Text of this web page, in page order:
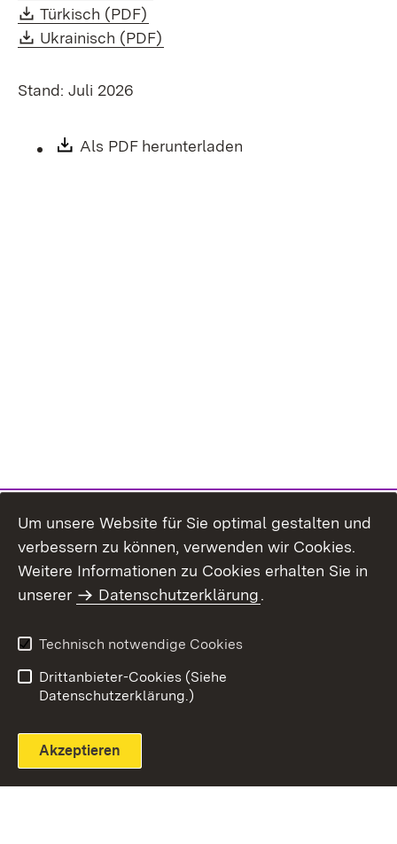
Download:
Türkisch (PDF)
Download:
Ukrainisch (PDF)
Stand: Juli 2026
Download:
Als PDF herunterladen
Themenübersicht
Um unsere Website für Sie optimal gestalten und
verbessern zu können, verwenden wir Cookies.
Weitere Informationen zu Cookies erhalten Sie in
unserer
Datenschutzerklärung.
Technisch notwendige Cookies
Drittanbieter-Cookies (Siehe
Datenschutzerklärung.)
Akzeptieren